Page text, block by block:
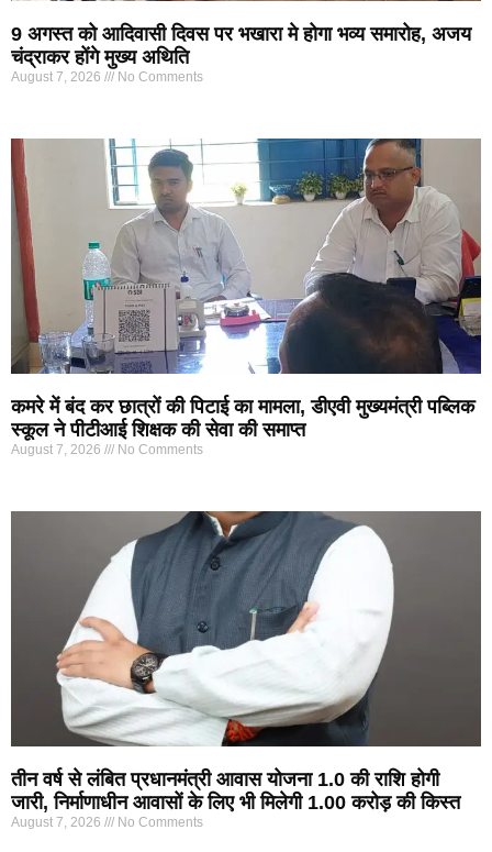
9 अगस्त को आदिवासी दिवस पर भखारा मे होगा भव्य समारोह, अजय
चंद्राकर होंगे मुख्य अथिति
August 7, 2026 No Comments
कमरे में बंद कर छात्रों की पिटाई का मामला, डीएवी मुख्यमंत्री पब्लिक
स्कूल ने पीटीआई शिक्षक की सेवा की समाप्त
August 7, 2026 No Comments
तीन वर्ष से लंबित प्रधानमंत्री आवास योजना 1.0 की राशि होगी
जारी, निर्माणाधीन आवासों के लिए भी मिलेगी 1.00 करोड़ की किस्त
August 7, 2026 No Comments